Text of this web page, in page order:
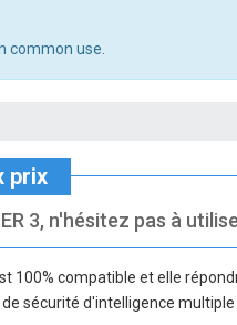
common use.
prix
3, n'hésitez pas à
compatible et elle
sécurité d'intelligence